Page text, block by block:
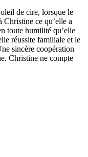
de cire, lorsque le
Christine ce qu’elle a
toute humilité qu’elle
réussite familiale et le
sincère coopération
Christine ne compte